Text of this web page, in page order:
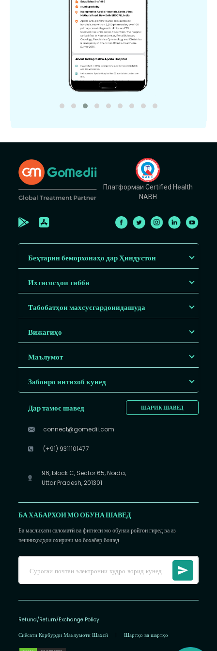
Платформаи Certified Health
NABH
Беҳтарин беморхонаҳо дар Ҳиндустон
Ихтисосҳои тиббӣ
Табобатҳои махсусгардонидашуда
Вижагиҳо
Маълумот
Забонро интихоб кунед
ШАРИК ШАВЕД
Дар тамос шавед
connect@gomedii.com
(+91) 9311101477
96, block C, Sector 65, Noida,
Uttar Pradesh, 201301
БА ХАБАРХОИ МО ОБУНА ШАВЕД
Ба маслиҳати саломатӣ ва фитнеси мо обунаи ройгон гиред ва аз
пешниҳодҳои охирини мо бохабар бошед
Refund/Return/Exchange Policy
Сиёсати Корбурди Маълумоти Шахсӣ | Шартҳо ва шартҳо